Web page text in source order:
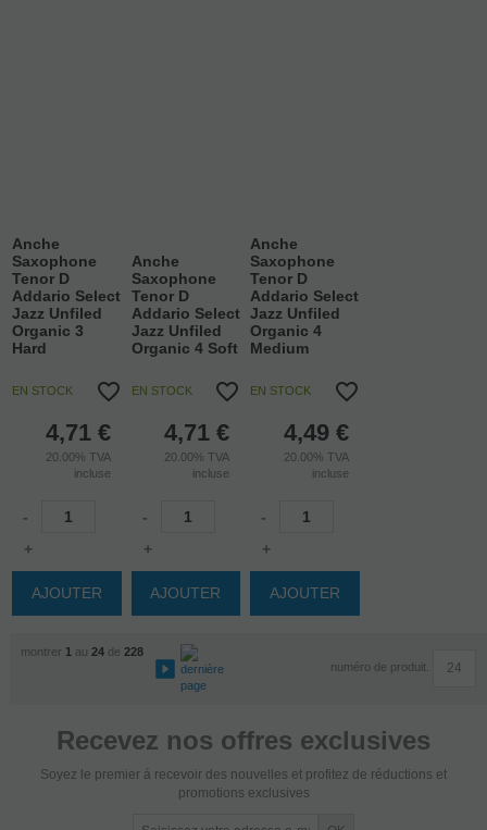
Anche
Saxophone
Tenor D
Addario Select
Jazz Unfiled
Organic 3
Hard
EN STOCK
4,71 €
20.00%TVA
incluse
-
+
AJOUTER
Anche
Saxophone
Tenor D
Addario Select
Jazz Unfiled
Organic 4 Soft
EN STOCK
4,71 €
20.00%TVA
incluse
-
+
AJOUTER
Anche
Saxophone
Tenor D
Addario Select
Jazz Unfiled
Organic 4
Medium
EN STOCK
4,49 €
20.00% TVA
incluse
-
+
AJOUTER
montrer 1 au 24de 228
numéro de produit.
Recevez nos offres exclusives
Soyez le premier á recevoir des nouvelles et profitez de réductions et
promotions exclusives